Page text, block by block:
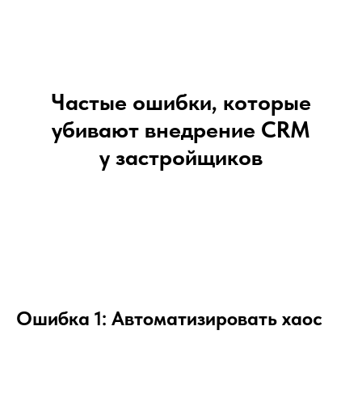
Частые ошибки, которые
убивают внедрение CRM
у застройщиков
Ошибка 1: Автоматизировать хаос